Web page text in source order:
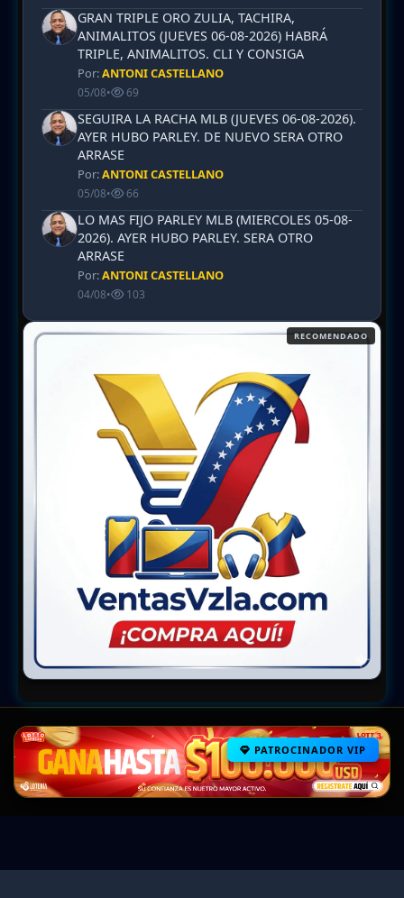
GRAN TRIPLE ORO ZULIA, TACHIRA,
ANIMALITOS (JUEVES 06-08-2026) HABRÁ
TRIPLE, ANIMALITOS. CLI Y CONSIGA
Por:ANTONI CASTELLANO
05/08• 69
SEGUIRA LA RACHA MLB (JUEVES 06-08-2026).
AYER HUBO PARLEY. DE NUEVO SERA OTRO
ARRASE
Por:ANTONI CASTELLANO
05/08• 66
LO MAS FIJO PARLEY MLB (MIERCOLES 05-08-
2026). AYER HUBO PARLEY. SERA OTRO
ARRASE
Por:ANTONI CASTELLANO
04/08• 103
RECOMENDADO
PATROCINADOR VIP